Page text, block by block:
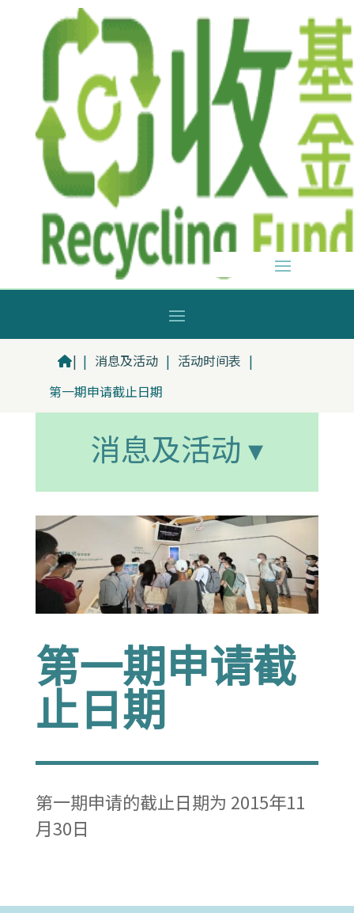
| | 消息及活动 | 活动时间表 |
第一期申请截止日期
消息及活动 ▾
第一期申请截
止日期
第一期申请的截止日期为 2015年11
月30日